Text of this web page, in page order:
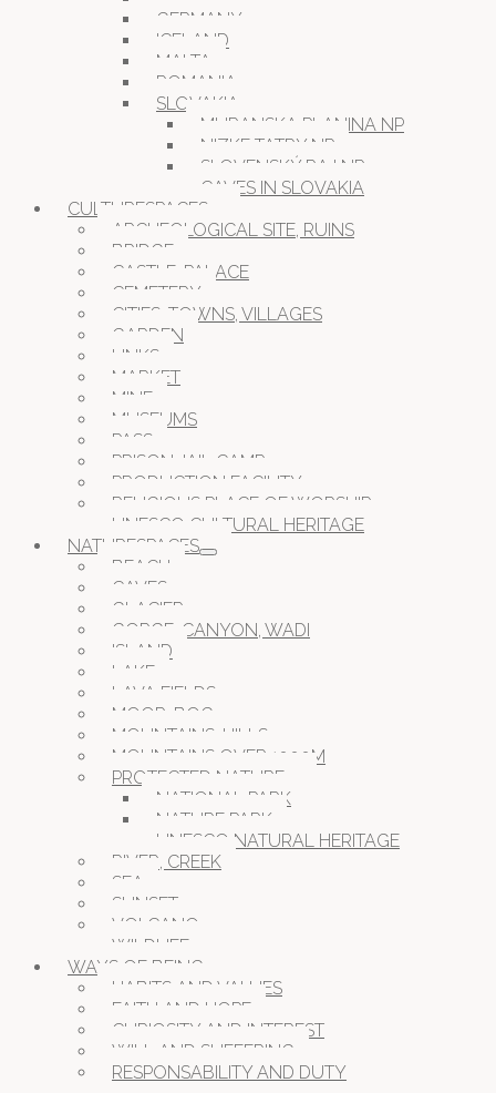
GERMANY
ICELAND
MALTA
ROMANIA
SLOVAKIA
MURANSKA PLANINA NP
NIZKE TATRY NP
SLOVENSKÝ RAJ NP
CAVES IN SLOVAKIA
CULTURESPACES
ARCHEOLOGICAL SITE, RUINS
BRIDGE
CASTLE, PALACE
CEMETERY
CITIES, TOWNS, VILLAGES
GARDEN
LINKS
MARKET
MINE
MUSEUMS
PASS
PRISON JAIL CAMP
PRODUCTION FACILITY
RELIGIOUS PLACE OF WORSHIP
UNESCO CULTURAL HERITAGE
NATURESPACES
BEACH
CAVES
GLACIER
GORGE, CANYON, WADI
ISLAND
LAKE
LAVA FIELDS
MOOR, BOG
MOUNTAINS, HILLS
MOUNTAINS OVER 1000M
PROTECTED NATURE
NATIONAL PARK
NATURE PARK
UNESCO NATURAL HERITAGE
RIVER, CREEK
SEA
SUNSET
VOLCANO
WILDLIFE
WAYS OF BEING
HABITS AND VALUES
FAITH AND HOPE
CURIOSITY AND INTEREST
WILL AND SUFFERING
RESPONSABILITY AND DUTY